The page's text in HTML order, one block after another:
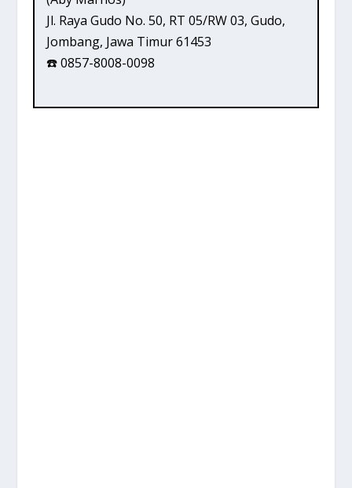
Jl. Raya Gudo No. 50, RT 05/RW 03, Gudo,
Jombang, Jawa Timur 61453
☎️ 0857-8008-0098